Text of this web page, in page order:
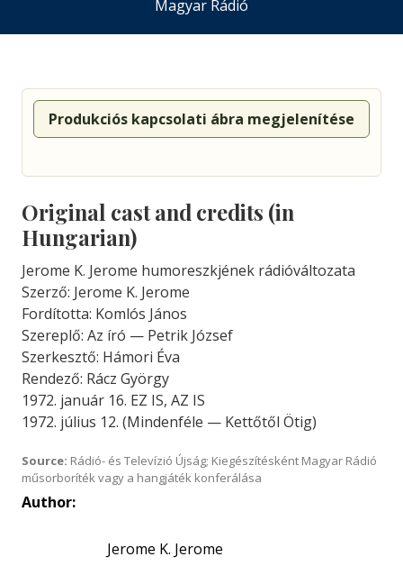
Magyar Rádió
Produkciós kapcsolati ábra megjelenítése
Original cast and credits (in
Hungarian)
Jerome K. Jerome humoreszkjének rádióváltozata
Szerző: Jerome K. Jerome
Fordította: Komlós János
Szereplő: Az író — Petrik József
Szerkesztő: Hámori Éva
Rendező: Rácz György
1972. január 16. EZ IS, AZ IS
1972. július 12. (Mindenféle — Kettőtől Ötig)
Source: Rádió- és Televízió Újság; Kiegészítésként Magyar Rádió
műsorboríték vagy a hangjáték konferálása
Author:
Jerome K. Jerome